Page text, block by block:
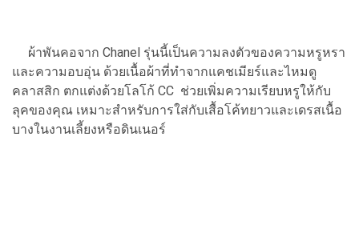
ผ้าพันคอจาก Chanel รุ่นนี้เป็นความลงตัวของความหรูหรา
และความอบอุ่น ด้วยเนื้อผ้าที่ทำจากแคชเมียร์และไหมดู
คลาสสิก ตกแต่งด้วยโลโก้ CC ช่วยเพิ่มความเรียบหรูให้กับ
ลุคของคุณ เหมาะสำหรับการใส่กับเสื้อโค้ทยาวและเดรสเนื้อ
บางในงานเลี้ยงหรือดินเนอร์